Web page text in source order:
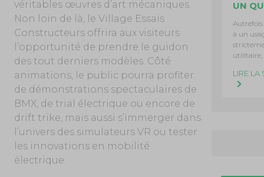
véritables œuvres d’art mécaniques.
Non loin de là, le Village Essais
Constructeurs offrira aux visiteurs
l’opportunité de prendre le guidon
des tout derniers modèles. Côté
animations, le public pourra profiter
de démonstrations spectaculaires de
BMX, de trial électrique ou encore de
drift trike, mais aussi s’immerger dans
l’univers des simulateurs VR ou tester
les innovations en mobilité
électrique.
UN
Autrefois
à un
utilitaire,
LIRE LA